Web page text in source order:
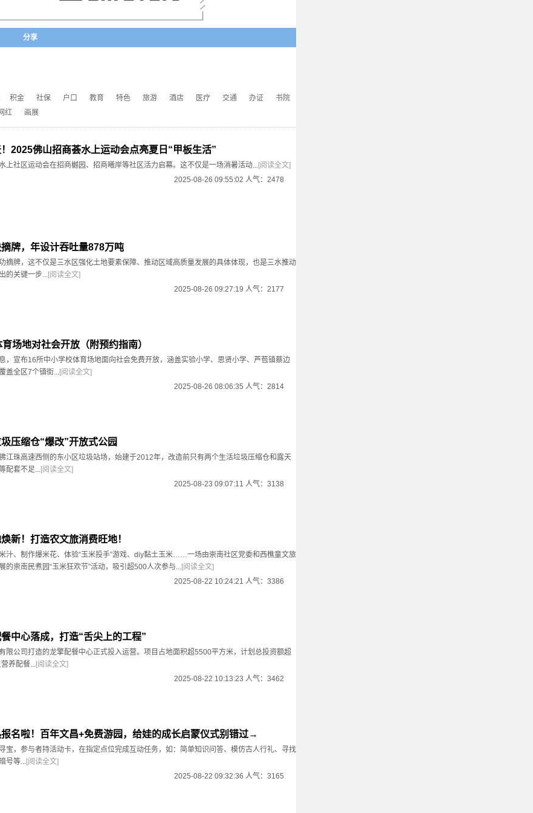
分享
积金 社保 户口 教育 特色 旅游 酒店 医疗 交通 办证
书院
红 画展
2025佛山招商荟水上运动会点亮夏日“甲板生活”
上社区运动会在招商樾园、招商曦岸等社区活力启幕。这不仅是一场消暑活动...[阅读全文]
2025-08-26 09:55:02 人气：2478
牌，年设计吞吐量878万吨
摘牌，这不仅是三水区强化土地要素保障、推动区域高质量发展的具体体现，也是三水推动
的关键一步...[阅读全文]
2025-08-26 09:27:19 人气：2177
场地对社会开放（附预约指南）
，宣布16所中小学校体育场地面向社会免费开放，涵盖实验小学、思贤小学、芦苞镇蔡边
盖全区7个镇街...[阅读全文]
2025-08-26 08:06:35 人气：2814
压缩仓“爆改”开放式公园
江珠高速西侧的东小区垃圾站场，始建于2012年，改造前只有两个生活垃圾压缩仓和露天
配套不足...[阅读全文]
2025-08-23 09:07:11 人气：3138
新！打造农文旅消费旺地！
汁、制作爆米花、体验“玉米投手”游戏、diy黏土玉米……一场由崇南社区党委和西樵童文旅
的崇南民煮园“玉米狂欢节”活动，吸引超500人次参与...[阅读全文]
2025-08-22 10:24:21 人气：3386
中心落成，打造“舌尖上的工程”
限公司打造的龙擎配餐中心正式投入运营。项目占地面积超5500平方米，计划总投资额超
养配餐...[阅读全文]
2025-08-22 10:13:23 人气：3462
名啦！百年文昌+免费游园，给娃的成长启蒙仪式别错过→
宝，参与者持活动卡，在指定点位完成互动任务，如：简单知识问答、模仿古人行礼、寻找
号等...[阅读全文]
2025-08-22 09:32:36 人气：3165